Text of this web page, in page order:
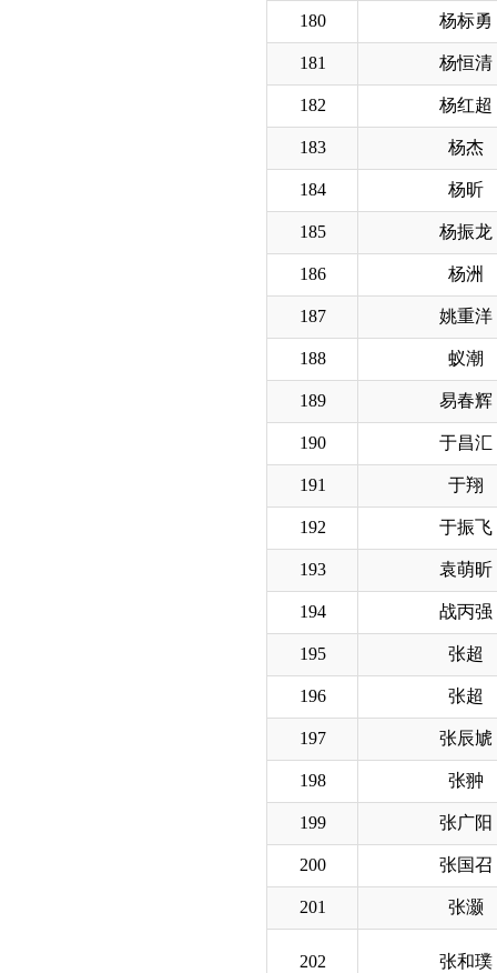
180 杨标勇
181 杨恒清
182 杨红超
183 杨杰
184 杨昕
185 杨振龙
186 杨洲
187 姚重洋
188 蚁潮
189 易春辉
190 于昌汇
191 于翔
192 于振飞
193 袁萌昕
194 战丙强
195 张超
196 张超
197 张辰虓
198 张翀
199 张广阳
200 张国召
201 张灏
202 张和璞